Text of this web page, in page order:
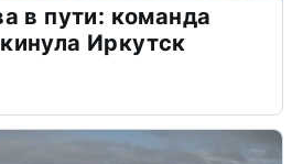
в пути: команда
Иркутск